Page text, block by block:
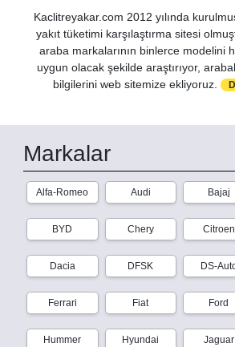
Kaclitreyakar.com 2012 yılında
yakıt tüketimi karşılaştırma sitesi
araba markalarının binlerce modelini
uygun olacak şekilde araştırıyor,
bilgilerini web sitemize ekliyoruz.
Markalar
Alfa-Romeo Audi Bajaj
BYD Chery Citroen
Dacia DFSK DS-
Ferrari Fiat Ford
Hummer Hyundai Jaguar